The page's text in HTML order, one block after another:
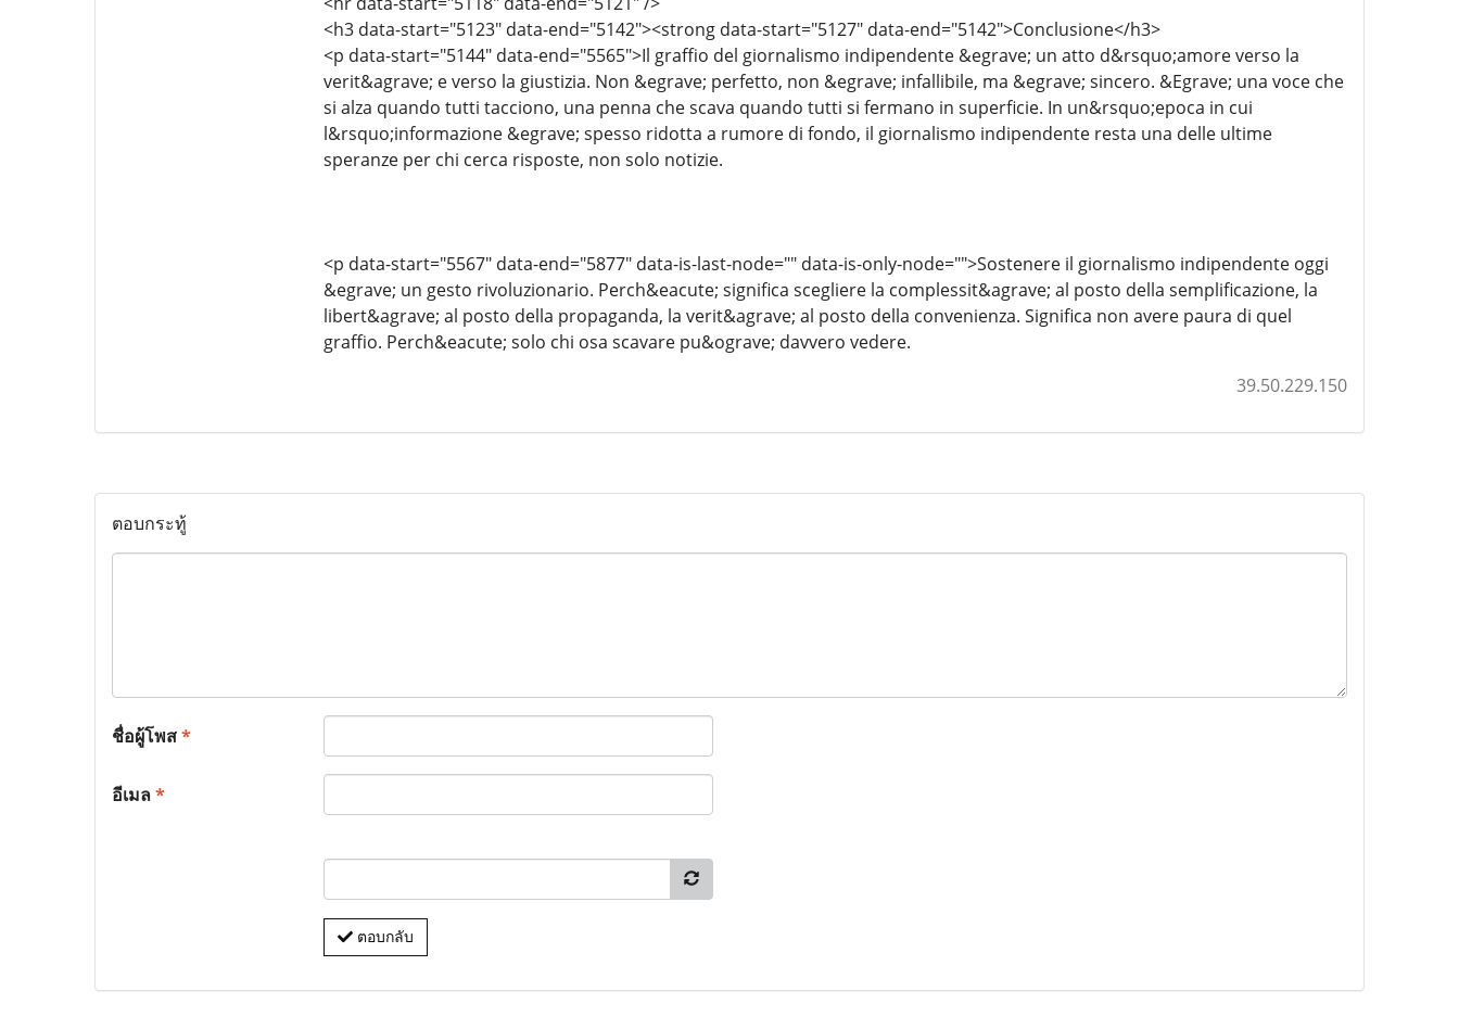
<h3 data-start="5123" data-end="5142"><strong data-start="5127" data-end="5142">Conclusione</h3>
<p data-start="5144" data-end="5565">Il graffio del giornalismo indipendente &egrave; un atto d&rsquo;amore verso la
verit&agrave; e verso la giustizia. Non &egrave; perfetto, non &egrave; infallibile, ma &egrave; sincero. &Egrave; una voce che
si alza quando tutti tacciono, una penna che scava quando tutti si fermano in superficie. In un&rsquo;epoca in cui
l&rsquo;informazione &egrave; spesso ridotta a rumore di fondo, il giornalismo indipendente resta una delle ultime
speranze per chi cerca risposte, non solo notizie.
<p data-start="5567" data-end="5877" data-is-last-node="" data-is-only-node="">Sostenere il giornalismo indipendente oggi
&egrave; un gesto rivoluzionario. Perch&eacute; significa scegliere la complessit&agrave; al posto della semplificazione, la
libert&agrave; al posto della propaganda, la verit&agrave; al posto della convenienza. Significa non avere paura di quel
graffio. Perch&eacute; solo chi osa scavare pu&ograve; davvero vedere.
39.50.229.150
ตอบกระทู้
ชื่อผู้โพส*
อีเมล*
ตอบกลับ